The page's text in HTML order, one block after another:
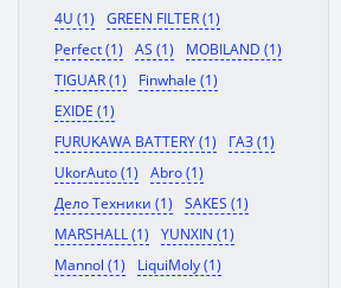
4U (1)
GREEN FILTER (1)
Perfect (1)
AS (1)
MOBILAND (1)
TIGUAR (1)
Finwhale (1)
EXIDE (1)
FURUKAWA BATTERY (1)
ГАЗ (1)
UkorAuto (1)
Abro (1)
Дело Техники (1)
SAKES (1)
MARSHALL (1)
YUNXIN (1)
Mannol (1)
LiquiMoly (1)